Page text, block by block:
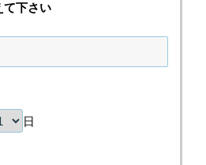
て下さい
日